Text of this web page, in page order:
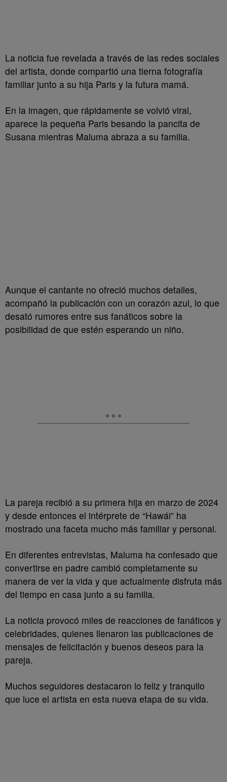
La noticia fue revelada a través de las redes sociales
del artista, donde compartió una tierna fotografía
familiar junto a su hija Paris y la futura mamá.
En la imagen, que rápidamente se volvió viral,
aparece la pequeña Paris besando la pancita de
Susana mientras Maluma abraza a su familia.
Aunque el cantante no ofreció muchos detalles,
acompañó la publicación con un corazón azul, lo que
desató rumores entre sus fanáticos sobre la
posibilidad de que estén esperando un niño.
La pareja recibió a su primera hija en marzo de 2024
y desde entonces el intérprete de “Hawái” ha
mostrado una faceta mucho más familiar y personal.
En diferentes entrevistas, Maluma ha confesado que
convertirse en padre cambió completamente su
manera de ver la vida y que actualmente disfruta más
del tiempo en casa junto a su familia.
La noticia provocó miles de reacciones de fanáticos y
celebridades, quienes llenaron las publicaciones de
mensajes de felicitación y buenos deseos para la
pareja.
Muchos seguidores destacaron lo feliz y tranquilo
que luce el artista en esta nueva etapa de su vida.